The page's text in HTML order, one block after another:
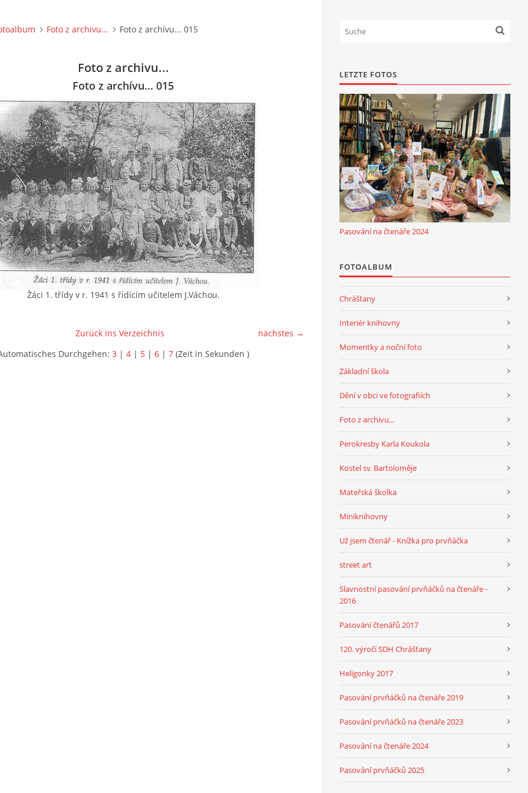
Foto z archivu... Foto z archívu... 015
Foto z archivu...
Foto z archívu... 015
Žáci 1. třídy v r. 1941 s řídícím učitelem J.Váchou.
nächstes →
Zurück ins Verzeichnis
Durchgehen: 3| 4| 5| 6| 7(Zeit in Sekunden )
LETZTE FOTOS
Pasování na čtenáře 2024
FOTOALBUM
Chrášťany
Interiér knihovny
Momentky a noční foto
Základní škola
Dění v obci ve fotografiích
Foto z archivu...
Perokresby Karla Koukola
Kostel sv. Bartoloměje
Mateřská školka
Miniknihovny
Už jsem čtenář - Knížka pro prvňáčka
street art
Slavnostní pasování prvňáčků na čtenáře -
2016
Pasování čtenářů 2017
120. výročí SDH Chrášťany
Heligonky 2017
Pasování prvňáčků na čtenáře 2019
Pasování prvňáčků na čtenáře 2023
Pasování na čtenáře 2024
Pasování prvňáčků 2025